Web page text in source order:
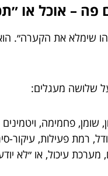
– אוכל או
שימלא את הקערה״. הוא
שלושה מעגלים:
שומן, פחמימה, ויטמינים
רמת פעילות, עיקור-
מערכת עיכול, או ״לא